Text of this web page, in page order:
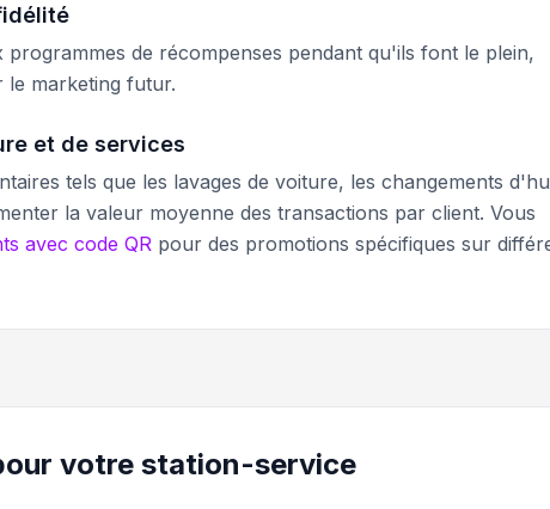
de récompenses pendant qu'ils font le plein,
le marketing futur.
et de services
tels que les lavages de voiture, les changements
la valeur moyenne des transactions par client. Vous
avec code QR pour des promotions spécifiques sur
votre station-service